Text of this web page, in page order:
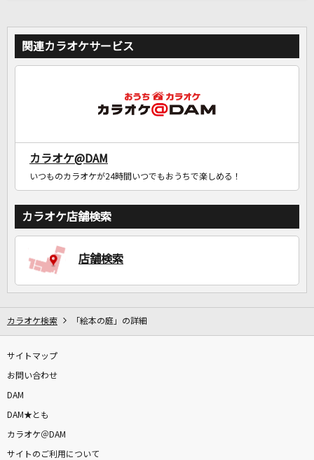
関連カラオケサービス
カラオケ@DAM
いつものカラオケが24時間いつでもおうちで楽しめる！
カラオケ店舗検索
店舗検索
カラオケ検索 「絵本の庭」の詳細
サイトマップ
お問い合わせ
DAM
DAM★とも
カラオケ＠DAM
サイトのご利用について